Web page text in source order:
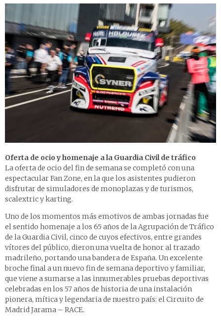
Oferta de ocio y homenaje a la Guardia Civil de tráfico
La oferta de ocio del fin de semana se completó con una
espectacular Fan Zone, en la que los asistentes pudieron
disfrutar de simuladores de monoplazas y de turismos,
scalextric y karting.
Uno de los momentos más emotivos de ambas jornadas fue
el sentido homenaje a los 65 años de la Agrupación de Tráfico
de la Guardia Civil, cinco de cuyos efectivos, entre grandes
vítores del público, dieron una vuelta de honor al trazado
madrileño, portando una bandera de España. Un excelente
broche final a un nuevo fin de semana deportivo y familiar,
que viene a sumarse a las innumerables pruebas deportivas
celebradas en los 57 años de historia de una instalación
pionera, mítica y legendaria de nuestro país: el Circuito de
Madrid Jarama – RACE.